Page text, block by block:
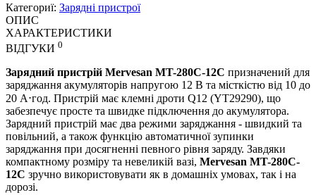
Категориї: Зарядні пристрої
ОПИС
ХАРАКТЕРИСТИКИ
ВІДГУКИ 0
Зарядний пристрій Mervesan MT-280C-12C призначений для
заряджання акумуляторів напругою 12 В та місткістю від 10 до
20 А⋅год. Пристрій має клемні дроти Q12 (YT29290), що
забезпечує просте та швидке підключення до акумулятора.
Зарядний пристрій має два режими заряджання - швидкий та
повільний, а також функцію автоматичної зупинки
заряджання при досягненні певного рівня заряду. Завдяки
компактному розміру та невеликій вазі, Mervesan MT-280C-
12C зручно використовувати як в домашніх умовах, так і на
дорозі.